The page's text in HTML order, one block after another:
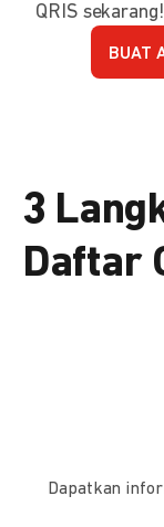
QRIS sekarang!
BUAT
3
Daftar
Dapatkan